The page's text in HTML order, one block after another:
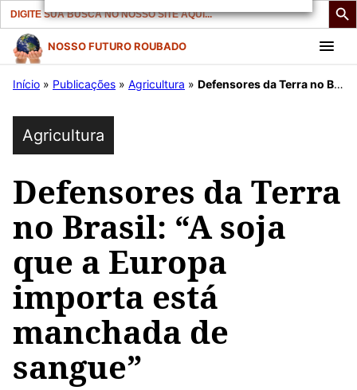
Search
for:
Pular
para
conteúdo
NOSSO FUTURO ROUBADO
Início » Publicações » Agricultura » Defensores da Terra no Brasil: “A soja que a Europa importa está manchada de sangue”
Agricultura
Defensores da Terra
no Brasil: “A soja
que a Europa
importa está
manchada de
sangue”